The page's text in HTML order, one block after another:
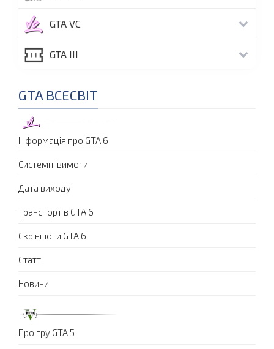
GTA VC
GTA III
GTA ВСЕСВІТ
Інформація про GTA 6
Системні вимоги
Дата виходу
Транспорт в GTA 6
Скріншоти GTA 6
Статті
Новини
Про гру GTA 5